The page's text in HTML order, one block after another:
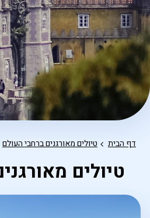
דף הבית טיולים מאורגנים ברחבי העולם
טיולים